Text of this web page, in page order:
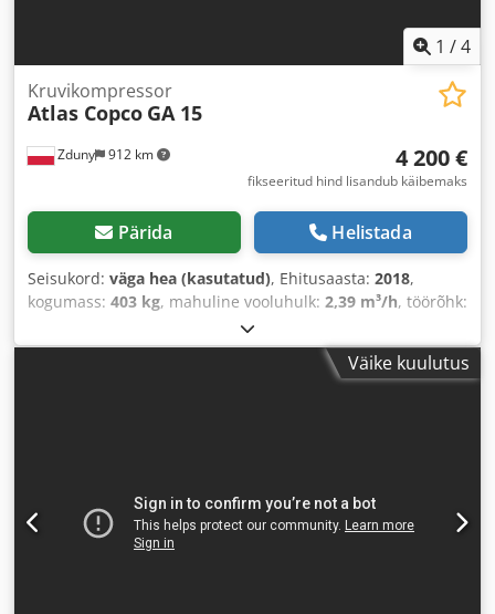
1 /4
Zduny 912 km
Kruvikompressor
Atlas Copco GA 15
4 200 €
fikseeritud hind lisandub käibemaks
Pärida Helistada
Seisukord: väga hea (kasutatud), Ehitusaasta: 2018,
kogumass: 403 kg, mahuline vooluhulk: 2,39 m³/h, töörõhk:
Väike kuulutus